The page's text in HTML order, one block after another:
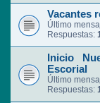
Vacantes
Último
Respuestas:
Inicio
Escorial
Último
Respuestas: